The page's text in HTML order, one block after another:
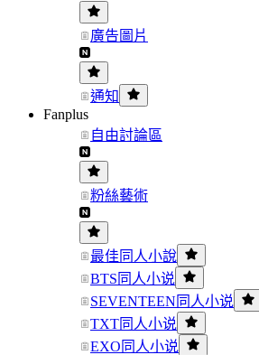
廣告圖片
通知
Fanplus
自由討論區
粉絲藝術
最佳同人小說
BTS同人小说
SEVENTEEN同人小说
TXT同人小说
EXO同人小说